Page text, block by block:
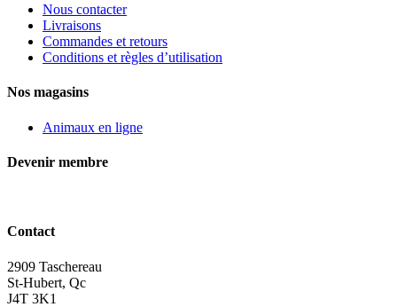
Nous contacter
Livraisons
Commandes et retours
Conditions et règles d’utilisation
Nos magasins
Animaux en ligne
Devenir membre
Contact
2909 Taschereau
St-Hubert, Qc
J4T 3K1